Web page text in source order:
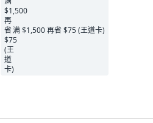
满 $1,500 再省 $75 (王道卡)